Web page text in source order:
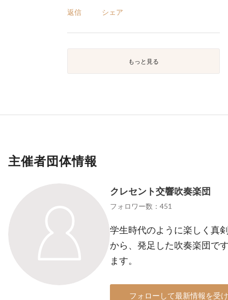
返信 シェア
もっと見る
主催者団体情報
クレセント交響吹奏楽団
フォロワー数：451
学生時代のように楽しく真
から、発足した吹奏楽団で
ます。
フォローして最新情報を受